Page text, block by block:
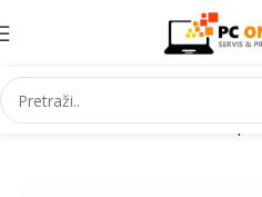
Početna Informatika PC